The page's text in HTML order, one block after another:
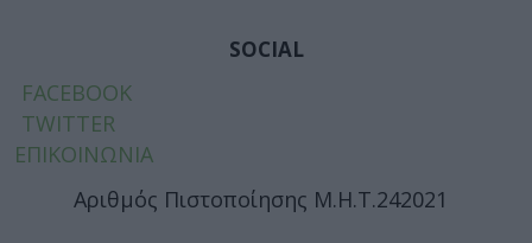
SOCIAL
FACEBOOK
TWITTER
ΕΠΙΚΟΙΝΩΝΙΑ
Αριθμός Πιστοποίησης Μ.Η.Τ.242021